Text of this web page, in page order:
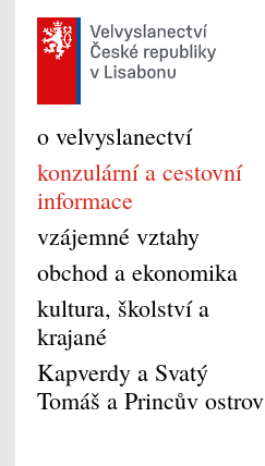
o velvyslanectví
konzulární a cestovní
informace
vzájemné vztahy
obchod a ekonomika
kultura, školství a
krajané
Kapverdy a Svatý
Tomáš a Princův ostrov